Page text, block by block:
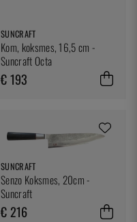
SUNCRAFT
Kom, koksmes, 16,5 cm -
Suncraft Octa
€ 193
SUNCRAFT
Senzo Koksmes, 20cm -
Suncraft
€ 216